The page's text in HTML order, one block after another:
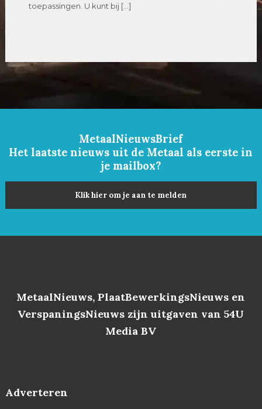
toepassingen. U kunt bij […]
MetaalNieuwsBrief
Het laatste nieuws uit de Metaal als eerste in
je mailbox?
Klik hier om je aan te melden
MetaalNieuws, PlaatBewerkingsNieuws en
VerspaningsNieuws zijn uitgaven van 54U
Media BV
Adverteren